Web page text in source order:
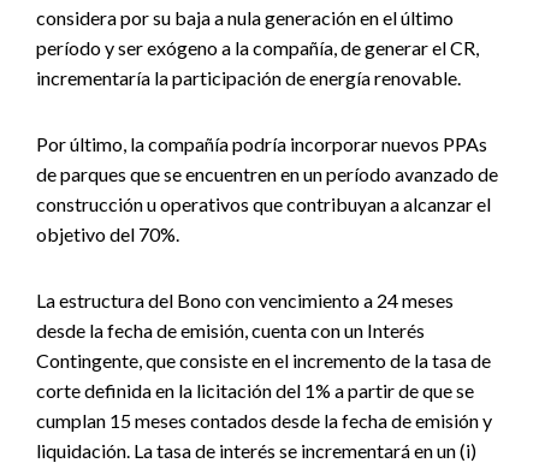
considera por su baja a nula generación en el último
período y ser exógeno a la compañía, de generar el CR,
incrementaría la participación de energía renovable.
Por último, la compañía podría incorporar nuevos PPAs
de parques que se encuentren en un período avanzado de
construcción u operativos que contribuyan a alcanzar el
objetivo del 70%.
La estructura del Bono con vencimiento a 24 meses
desde la fecha de emisión, cuenta con un Interés
Contingente, que consiste en el incremento de la tasa de
corte definida en la licitación del 1% a partir de que se
cumplan 15 meses contados desde la fecha de emisión y
liquidación. La tasa de interés se incrementará en un (i)